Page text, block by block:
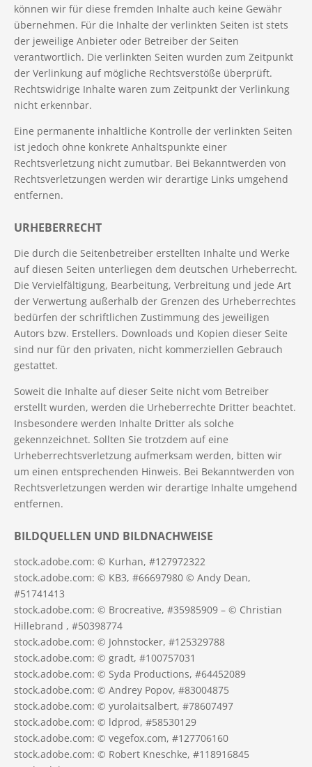
können wir für diese fremden Inhalte auch keine Gewähr
übernehmen. Für die Inhalte der verlinkten Seiten ist stets
der jeweilige Anbieter oder Betreiber der Seiten
verantwortlich. Die verlinkten Seiten wurden zum Zeitpunkt
der Verlinkung auf mögliche Rechtsverstöße überprüft.
Rechtswidrige Inhalte waren zum Zeitpunkt der Verlinkung
nicht erkennbar.
Eine permanente inhaltliche Kontrolle der verlinkten Seiten
ist jedoch ohne konkrete Anhaltspunkte einer
Rechtsverletzung nicht zumutbar. Bei Bekanntwerden von
Rechtsverletzungen werden wir derartige Links umgehend
entfernen.
URHEBERRECHT
Die durch die Seitenbetreiber erstellten Inhalte und Werke
auf diesen Seiten unterliegen dem deutschen Urheberrecht.
Die Vervielfältigung, Bearbeitung, Verbreitung und jede Art
der Verwertung außerhalb der Grenzen des Urheberrechtes
bedürfen der schriftlichen Zustimmung des jeweiligen
Autors bzw. Erstellers. Downloads und Kopien dieser Seite
sind nur für den privaten, nicht kommerziellen Gebrauch
gestattet.
Soweit die Inhalte auf dieser Seite nicht vom Betreiber
erstellt wurden, werden die Urheberrechte Dritter beachtet.
Insbesondere werden Inhalte Dritter als solche
gekennzeichnet. Sollten Sie trotzdem auf eine
Urheberrechtsverletzung aufmerksam werden, bitten wir
um einen entsprechenden Hinweis. Bei Bekanntwerden von
Rechtsverletzungen werden wir derartige Inhalte umgehend
entfernen.
BILDQUELLEN UND BILDNACHWEISE
stock.adobe.com: © Kurhan, #127972322
stock.adobe.com: © KB3, #66697980 © Andy Dean,
#51741413
stock.adobe.com: © Brocreative, #35985909 – © Christian
Hillebrand , #50398774
stock.adobe.com: © Johnstocker, #125329788
stock.adobe.com: © gradt, #100757031
stock.adobe.com: © Syda Productions, #64452089
stock.adobe.com: © Andrey Popov, #83004875
stock.adobe.com: © yurolaitsalbert, #78607497
stock.adobe.com: © ldprod, #58530129
stock.adobe.com: © vegefox.com, #127706160
stock.adobe.com: © Robert Kneschke, #118916845